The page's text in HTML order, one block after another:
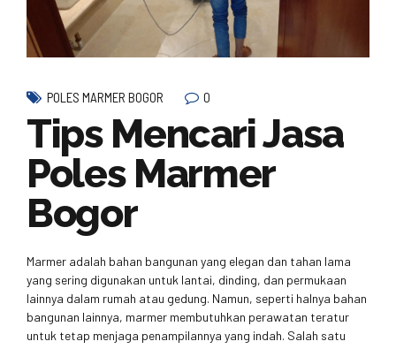
POLES MARMER BOGOR 0
Tips Mencari Jasa
Poles Marmer
Bogor
Marmer adalah bahan bangunan yang elegan dan tahan lama
yang sering digunakan untuk lantai, dinding, dan permukaan
lainnya dalam rumah atau gedung. Namun, seperti halnya bahan
bangunan lainnya, marmer membutuhkan perawatan teratur
untuk tetap menjaga penampilannya yang indah. Salah satu